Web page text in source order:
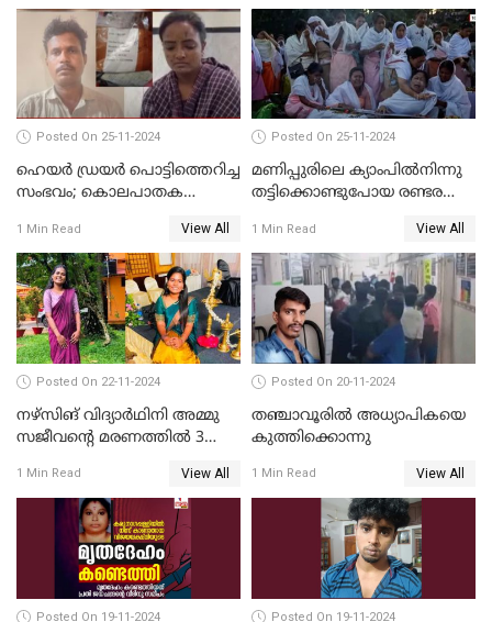
അപേക്ഷ നൽകും
നിലവിളിച്ചപ്പോൾ മുഖത്ത്
തലയിണ വച്ചമർത്തി;
അരുംകൊലയിൽ യുവാവും
യുവതിയും പിടിയിൽ
Posted On 25-11-2024
ഹെയര്‍ ഡ്രയര്‍ പൊട്ടിത്തെറിച്ച
സംഭവം; കൊലപാതക
ചെയ്തു
1 Min Read View All
Posted On 25-11-2024
മണിപ്പുരിലെ ക്യാംപില്‍നിന്നു
തട്ടിക്കൊണ്ടുപോയ രണ്ടര
പീഡനത്തിനിരയായി
1 Min Read View All
Posted On 22-11-2024
നഴ്സിങ് വിദ്യാര്‍ഥിനി അമ്മു
സജീവന്റെ മരണത്തില്‍ 3
രേഖപ്പെടുത്തി
1 Min Read View All
Posted On 20-11-2024
തഞ്ചാവൂരില്‍ അധ്യാപികയെ
കുത്തിക്കൊന്നു
1 Min Read View All
Posted On 19-11-2024 Posted On 19-11-2024